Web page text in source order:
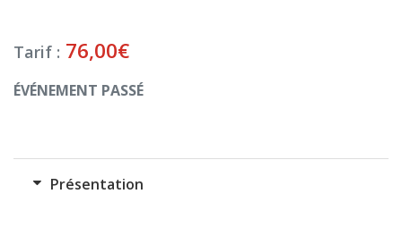
Tarif : 76,00€
ÉVÉNEMENT PASSÉ
Présentation